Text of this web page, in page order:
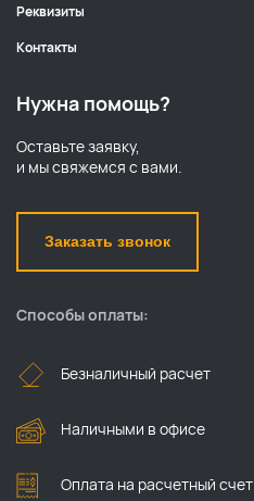
Нужна помощь?
Оставьте заявку,
и мы свяжемся с вами.
Заказать звонок
Реквизиты
Контакты
Способы оплаты:
Безналичный расчет
Наличными в офисе
Оплата на расчетный счет